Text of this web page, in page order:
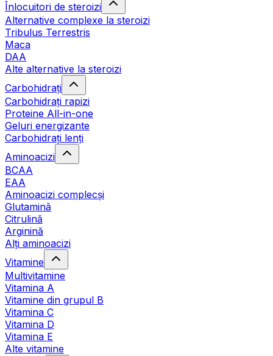
Înlocuitori de steroizi
Alternative complexe la steroizi
Tribulus Terrestris
Maca
DAA
Alte alternative la steroizi
Carbohidrați
Carbohidrați rapizi
Proteine All-in-one
Geluri energizante
Carbohidrați lenți
Aminoacizi
BCAA
EAA
Aminoacizi complecși
Glutamină
Citrulină
Arginină
Alți aminoacizi
Vitamine
Multivitamine
Vitamina A
Vitamine din grupul B
Vitamina C
Vitamina D
Vitamina E
Alte vitamine